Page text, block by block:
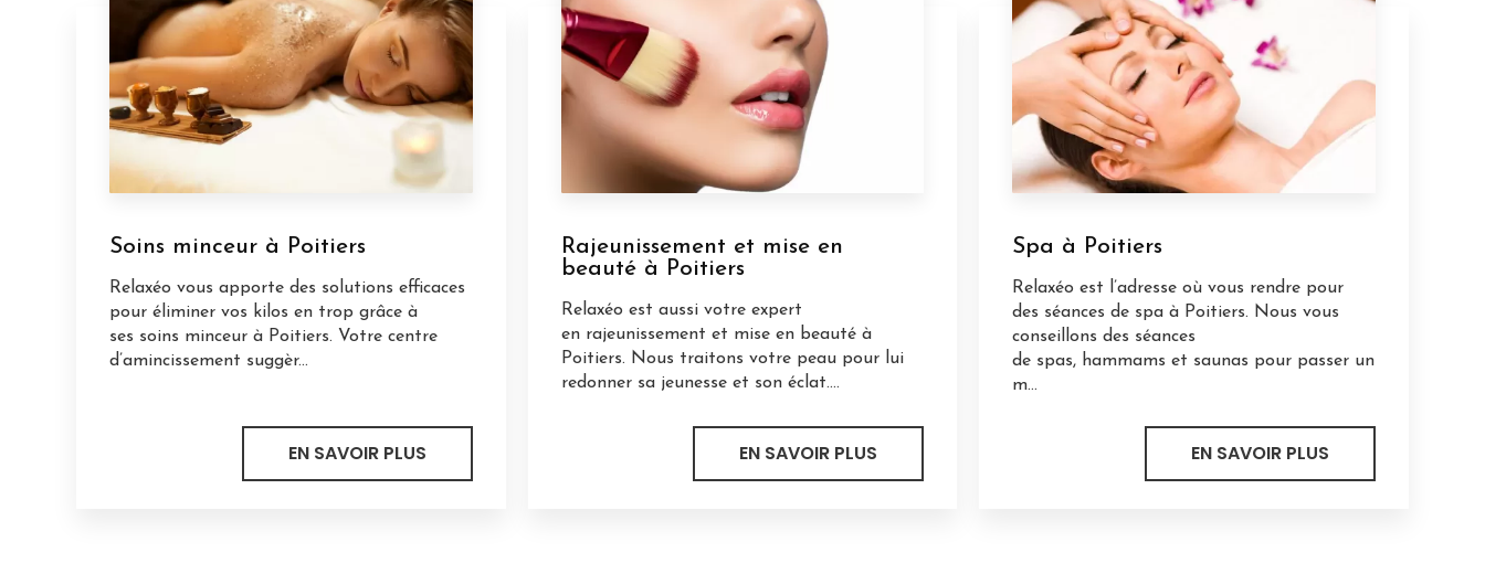
Soins minceur à Poitiers
Relaxéo vous apporte des solutions efficaces
pour éliminer vos kilos en trop grâce à
ses soins minceur à Poitiers. Votre centre
d’amincissement suggèr...
EN SAVOIR PLUS
Rajeunissement et mise en
beauté à Poitiers
Relaxéo est aussi votre expert
en rajeunissement et mise en beauté à
Poitiers. Nous traitons votre peau pour lui
redonner sa jeunesse et son éclat....
EN SAVOIR PLUS
Spa à Poitiers
Relaxéo est l’adresse où vous rendre pour
des séances de spa à Poitiers. Nous vous
conseillons des séances
de spas, hammams et saunas pour passer un
m...
EN SAVOIR PLUS